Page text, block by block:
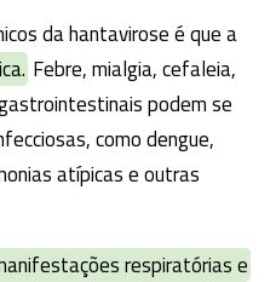
da hantavirose é que a
Febre, mialgia, cefaleia,
podem se
como dengue,
atípicas e outras
respiratórias e